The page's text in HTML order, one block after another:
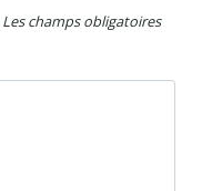
Les champs obligatoires